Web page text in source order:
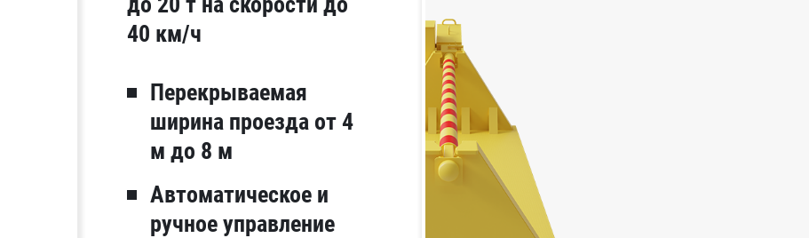
40 км/ч
Перекрываемая
ширина проезда от 4
м до 8 м
Автоматическое и
ручное управление